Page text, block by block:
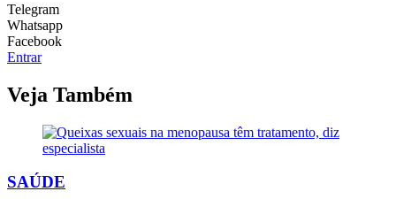
Telegram
Whatsapp
Facebook
Entrar
Veja Também
SAÚDE